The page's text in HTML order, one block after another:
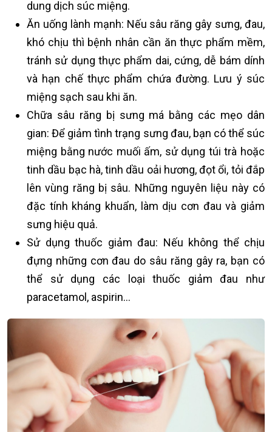
dung dịch súc miệng.
Ăn uống lành mạnh: Nếu sâu răng gây sưng, đau,
khó chịu thì bệnh nhân cần ăn thực phẩm mềm,
tránh sử dụng thực phẩm dai, cứng, dễ bám dính
và hạn chế thực phẩm chứa đường. Lưu ý súc
miệng sạch sau khi ăn.
Chữa sâu răng bị sưng má bằng các mẹo dân
gian: Để giảm tình trạng sưng đau, bạn có thể súc
miệng bằng nước muối ấm, sử dụng túi trà hoặc
tinh dầu bạc hà, tinh dầu oải hương, đọt ổi, tỏi đắp
lên vùng răng bị sâu. Những nguyên liệu này có
đặc tính kháng khuẩn, làm dịu cơn đau và giảm
sưng hiệu quả.
Sử dụng thuốc giảm đau: Nếu không thể chịu
đựng những cơn đau do sâu răng gây ra, bạn có
thể sử dụng các loại thuốc giảm đau như
paracetamol, aspirin…